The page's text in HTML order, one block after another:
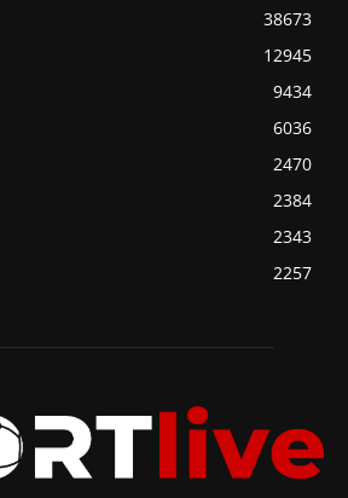
38673
12945
9434
6036
2470
2384
2343
2257